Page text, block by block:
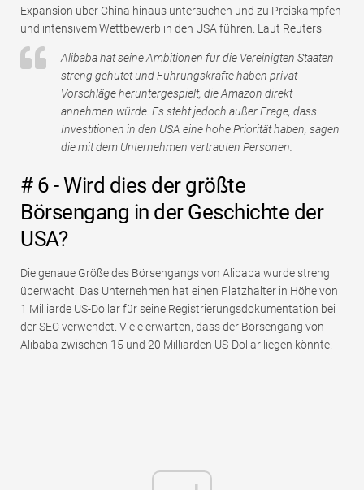
Expansion über China hinaus untersuchen und zu Preiskämpfen
und intensivem Wettbewerb in den USA führen. Laut Reuters
Alibaba hat seine Ambitionen für die Vereinigten Staaten
streng gehütet und Führungskräfte haben privat
Vorschläge heruntergespielt, die Amazon direkt
annehmen würde. Es steht jedoch außer Frage, dass
Investitionen in den USA eine hohe Priorität haben, sagen
die mit dem Unternehmen vertrauten Personen.
# 6 - Wird dies der größte
Börsengang in der Geschichte der
USA?
Die genaue Größe des Börsengangs von Alibaba wurde streng
überwacht. Das Unternehmen hat einen Platzhalter in Höhe von
1 Milliarde US-Dollar für seine Registrierungsdokumentation bei
der SEC verwendet. Viele erwarten, dass der Börsengang von
Alibaba zwischen 15 und 20 Milliarden US-Dollar liegen könnte.